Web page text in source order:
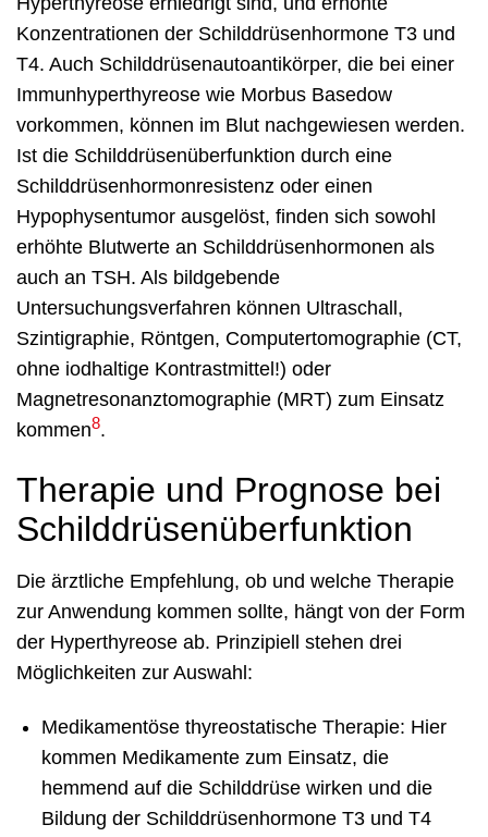
Konzentrationen der Schilddrüsenhormone T3 und
T4. Auch Schilddrüsenautoantikörper, die bei einer
Immunhyperthyreose wie Morbus Basedow
vorkommen, können im Blut nachgewiesen werden.
Ist die Schilddrüsenüberfunktion durch eine
Schilddrüsenhormonresistenz oder einen
Hypophysentumor ausgelöst, finden sich sowohl
erhöhte Blutwerte an Schilddrüsenhormonen als
auch an TSH. Als bildgebende
Untersuchungsverfahren können Ultraschall,
Szintigraphie, Röntgen, Computertomographie (CT,
ohne iodhaltige Kontrastmittel!) oder
Magnetresonanztomographie (MRT) zum Einsatz
kommen8.
Therapie und Prognose bei
Schilddrüsenüberfunktion
Die ärztliche Empfehlung, ob und welche Therapie
zur Anwendung kommen sollte, hängt von der Form
der Hyperthyreose ab. Prinzipiell stehen drei
Möglichkeiten zur Auswahl:
Medikamentöse thyreostatische Therapie: Hier
kommen Medikamente zum Einsatz, die
hemmend auf die Schilddrüse wirken und die
Bildung der Schilddrüsenhormone T3 und T4